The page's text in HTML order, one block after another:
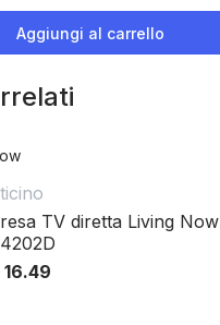
Aggiungi al carrello
TV diretta Living Now